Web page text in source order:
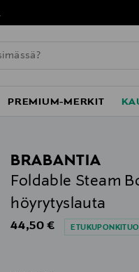
PREMIUM-MERKIT
BRABANTIA
Foldable Steam
höyrytyslauta
Original Price
44,50 €